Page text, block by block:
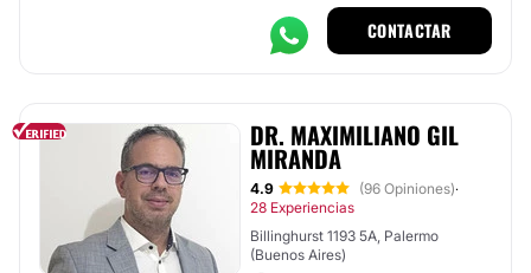
CONTACTAR
DR. MAXIMILIANO GIL
MIRANDA
4.9 (96 Opiniones)·
28 Experiencias
Billinghurst 1193 5A, Palermo
(Buenos Aires)